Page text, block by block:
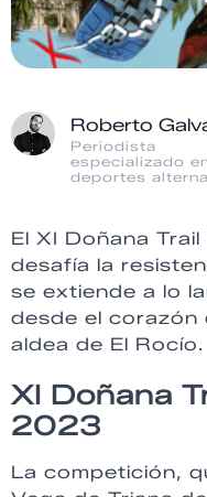
Roberto
Periodista
especializado
deportes
El XI Doñana
desafía la
se extiende a lo
desde el corazón
aldea de El Rocío.
XI Doñana
2023
La competición,